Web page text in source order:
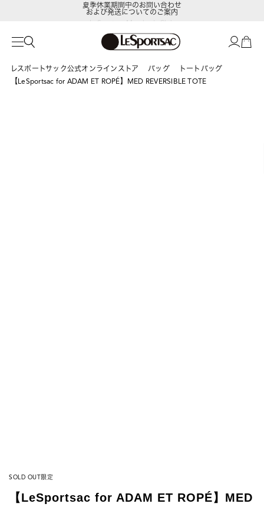
LeSportsac Member's Club
ポイントアップキャンペーン開催中
および発送についてのご案内
レスポートサック公式オンラインストア バッグ
トートバッグ
【LeSportsac for ADAM ET ROPÉ】MED REVERSIBLE TOTE
SOLD OUT限定
【LeSportsac for ADAM ET ROPÉ】MED